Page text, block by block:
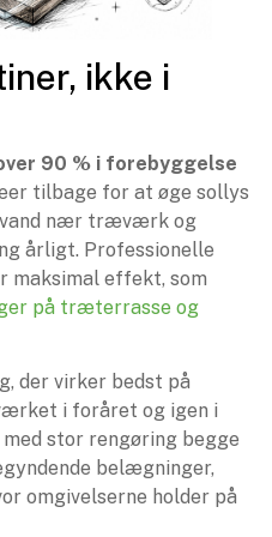
ikke i
90 % i forebyggelse
tilbage for at øge sollys
vand nær træværk og
årligt. Professionelle
maksimal effekt, som
på træterrasse og
der virker bedst på
i foråret og igen i
stor rengøring begge
belægninger,
omgivelserne holder på